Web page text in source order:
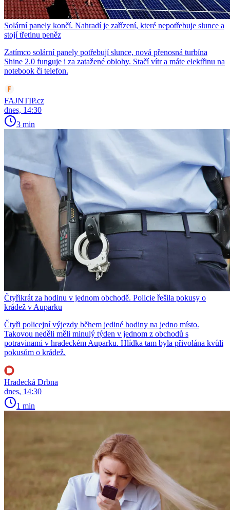
Solární panely končí. Nahradí je zařízení, které nepotřebuje slunce a
stojí třetinu peněz
Zatímco solární panely potřebují slunce, nová přenosná turbína
Shine 2.0 funguje i za zatažené oblohy. Stačí vítr a máte elektřinu na
notebook či telefon.
FAJNTIP.cz
dnes, 14:30
3 min
Čtyřikrát za hodinu v jednom obchodě. Policie řešila pokusy o
krádež v Auparku
Čtyři policejní výjezdy během jediné hodiny na jedno místo.
Takovou neděli měli minulý týden v jednom z obchodů s
potravinami v hradeckém Auparku. Hlídka tam byla přivolána kvůli
pokusům o krádež.
Hradecká Drbna
dnes, 14:30
1 min